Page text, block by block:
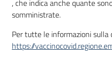
, che indica anche quante
somministrate.
Per tutte le informazioni sulla
https://